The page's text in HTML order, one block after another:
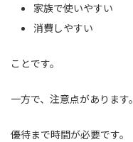
家族で使いやすい
消費しやすい
ことです。
一方で、注意点があります。
優待まで時間が必要です。